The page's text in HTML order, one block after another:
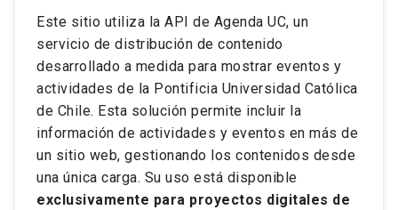
Este sitio utiliza la API de Agenda UC, un
servicio de distribución de contenido
desarrollado a medida para mostrar eventos y
actividades de la Pontificia Universidad Católica
de Chile. Esta solución permite incluir la
información de actividades y eventos en más de
un sitio web, gestionando los contenidos desde
una única carga. Su uso está disponible
exclusivamente para proyectos digitales de